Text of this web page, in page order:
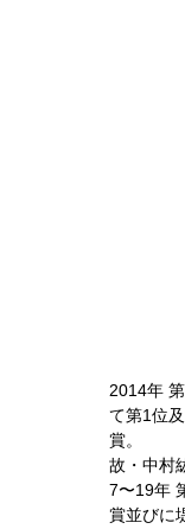
2014年
て第1位
賞。
故・中村
7〜19年
賞並びに